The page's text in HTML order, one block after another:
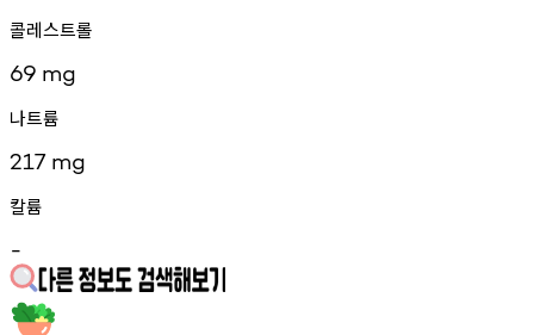
콜레스트롤
69 mg
나트륨
217 mg
칼륨
-